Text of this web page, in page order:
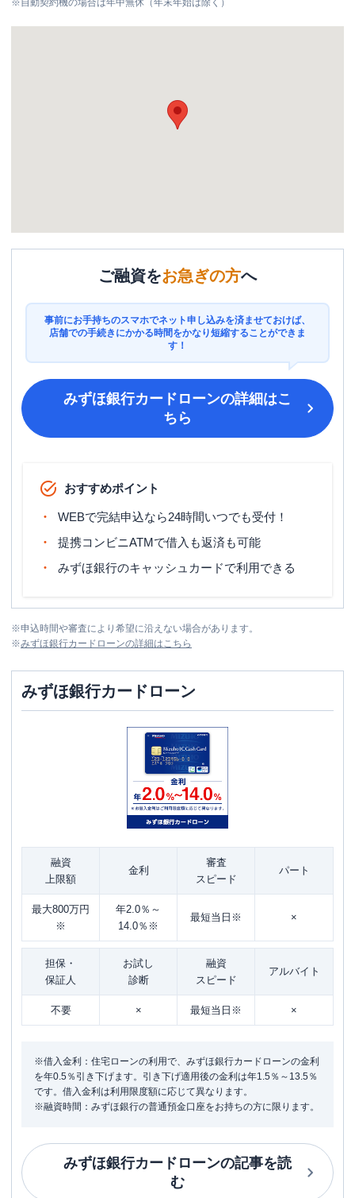
※自動契約機の場合は年中無休（年末年始は除く）
ご融資をお急ぎの方へ
事前にお手持ちのスマホでネット申し込みを済ませておけば、
店舗での手続きにかかる時間をかなり短縮することができま
す！
みずほ銀行カードローンの詳細はこ
ちら
おすすめポイント
WEBで完結申込なら24時間いつでも受付！
提携コンビニATMで借入も返済も可能
みずほ銀行のキャッシュカードで利用できる
※申込時間や審査により希望に沿えない場合があります。
※みずほ銀行カードローンの詳細はこちら
みずほ銀行カードローン
融資
上限額
金利
審査
スピード
パート
最大800万円
※
年2.0％～
14.0％※
最短当日※ ×
担保・
保証人
お試し
診断
融資
スピード
アルバイト
不要 × 最短当日※ ×
※借入金利：住宅ローンの利用で、みずほ銀行カードローンの金利
を年0.5％引き下げます。引き下げ適用後の金利は年1.5％～13.5％
です。借入金利は利用限度額に応じて異なります。
※融資時間：みずほ銀行の普通預金口座をお持ちの方に限ります。
みずほ銀行カードローンの記事を読
む